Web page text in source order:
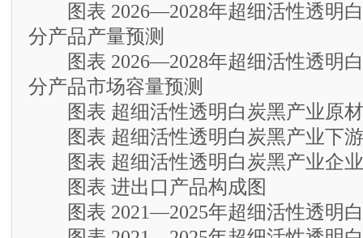
图表 2026—2028年超细活性透明白
分产品产量预测
图表 2026—2028年超细活性透明白
分产品市场容量预测
图表 超细活性透明白炭黑产业原材
图表 超细活性透明白炭黑产业下游
图表 超细活性透明白炭黑产业企业
图表 进出口产品构成图
图表 2021—2025年超细活性透明白